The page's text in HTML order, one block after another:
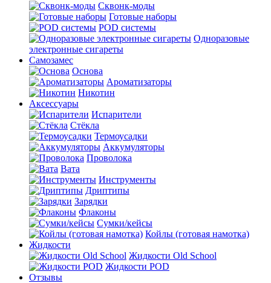
Сквонк-моды
Готовые наборы
POD системы
Одноразовые
электронные сигареты
Самозамес
Основа
Ароматизаторы
Никотин
Аксессуары
Испарители
Стёкла
Термоусадки
Аккумуляторы
Проволока
Вата
Инструменты
Дриптипы
Зарядки
Флаконы
Сумки/кейсы
Койлы (готовая намотка)
Жидкости
Жидкости Old School
Жидкости POD
Отзывы